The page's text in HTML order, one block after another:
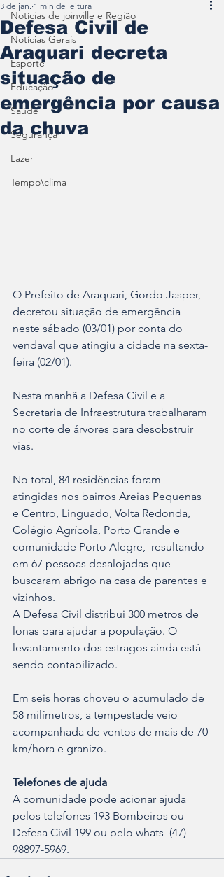
Notícias de joinville e Região
Notícias Gerais
Esporte
Educação
Saúde
Segurança
Lazer
Tempo\clima
Defesa Civil de
Araquari decreta
situação de
emergência por causa
da chuva
3 de jan. 1 min de leitura
O Prefeito de Araquari, Gordo Jasper,
decretou situação de emergência
neste sábado (03/01) por conta do
vendaval que atingiu a cidade na sexta-
feira (02/01).
Nesta manhã a Defesa Civil e a
Secretaria de Infraestrutura trabalharam
no corte de árvores para desobstruir
vias.
No total, 84 residências foram
atingidas nos bairros Areias Pequenas
e Centro, Linguado, Volta Redonda,
Colégio Agrícola, Porto Grande e
comunidade Porto Alegre,  resultando
em 67 pessoas desalojadas que
buscaram abrigo na casa de parentes e
vizinhos.
A Defesa Civil distribui 300 metros de
lonas para ajudar a população. O
levantamento dos estragos ainda está
sendo contabilizado.
Em seis horas choveu o acumulado de
58 milímetros, a tempestade veio
acompanhada de ventos de mais de 70
km/hora e granizo.
Telefones de ajuda
A comunidade pode acionar ajuda
pelos telefones 193 Bombeiros ou
Defesa Civil 199 ou pelo whats  (47)
98897-5969.